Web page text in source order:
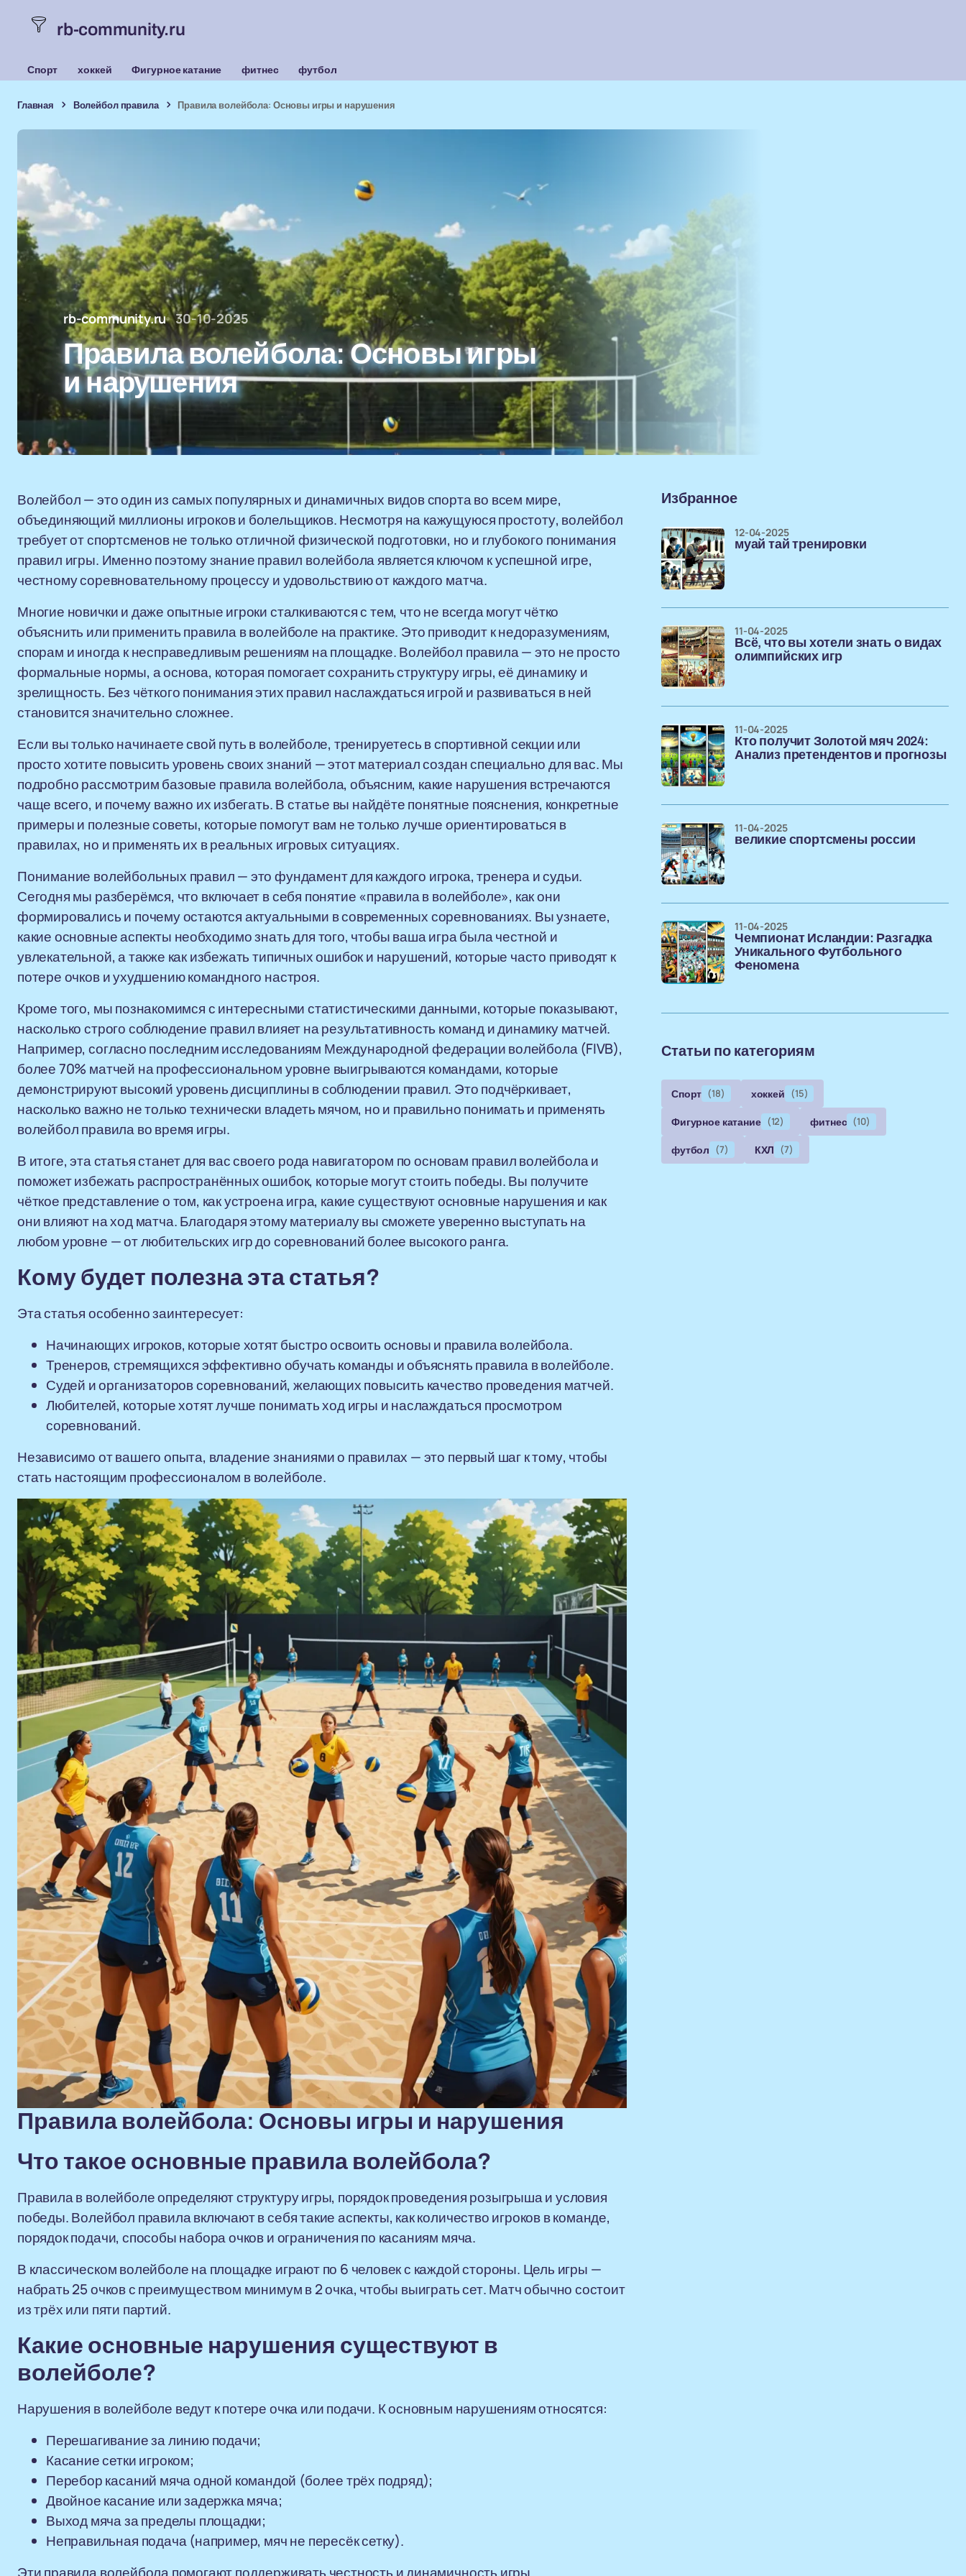
rb-community.ru
Спорт хоккей Фигурное катание фитнес футбол
Главная Волейбол правила Правила волейбола: Основы игры и нарушения
rb-community.ru 30-10-2025
Правила волейбола: Основы игры
и нарушения
Волейбол — это один из самых популярных и динамичных видов спорта во всем мире,
объединяющий миллионы игроков и болельщиков. Несмотря на кажущуюся простоту, волейбол
требует от спортсменов не только отличной физической подготовки, но и глубокого понимания
правил игры. Именно поэтому знание правил волейбола является ключом к успешной игре,
честному соревновательному процессу и удовольствию от каждого матча.
Многие новички и даже опытные игроки сталкиваются с тем, что не всегда могут чётко
объяснить или применить правила в волейболе на практике. Это приводит к недоразумениям,
спорам и иногда к несправедливым решениям на площадке. Волейбол правила — это не просто
формальные нормы, а основа, которая помогает сохранить структуру игры, её динамику и
зрелищность. Без чёткого понимания этих правил наслаждаться игрой и развиваться в ней
становится значительно сложнее.
Если вы только начинаете свой путь в волейболе, тренируетесь в спортивной секции или
просто хотите повысить уровень своих знаний — этот материал создан специально для вас. Мы
подробно рассмотрим базовые правила волейбола, объясним, какие нарушения встречаются
чаще всего, и почему важно их избегать. В статье вы найдёте понятные пояснения, конкретные
примеры и полезные советы, которые помогут вам не только лучше ориентироваться в
правилах, но и применять их в реальных игровых ситуациях.
Понимание волейбольных правил — это фундамент для каждого игрока, тренера и судьи.
Сегодня мы разберёмся, что включает в себя понятие «правила в волейболе», как они
формировались и почему остаются актуальными в современных соревнованиях. Вы узнаете,
какие основные аспекты необходимо знать для того, чтобы ваша игра была честной и
увлекательной, а также как избежать типичных ошибок и нарушений, которые часто приводят к
потере очков и ухудшению командного настроя.
Кроме того, мы познакомимся с интересными статистическими данными, которые показывают,
насколько строго соблюдение правил влияет на результативность команд и динамику матчей.
Например, согласно последним исследованиям Международной федерации волейбола (FIVB),
более 70% матчей на профессиональном уровне выигрываются командами, которые
демонстрируют высокий уровень дисциплины в соблюдении правил. Это подчёркивает,
насколько важно не только технически владеть мячом, но и правильно понимать и применять
волейбол правила во время игры.
В итоге, эта статья станет для вас своего рода навигатором по основам правил волейбола и
поможет избежать распространённых ошибок, которые могут стоить победы. Вы получите
чёткое представление о том, как устроена игра, какие существуют основные нарушения и как
они влияют на ход матча. Благодаря этому материалу вы сможете уверенно выступать на
любом уровне — от любительских игр до соревнований более высокого ранга.
Кому будет полезна эта статья?
Эта статья особенно заинтересует:
Начинающих игроков, которые хотят быстро освоить основы и правила волейбола.
Тренеров, стремящихся эффективно обучать команды и объяснять правила в волейболе.
Судей и организаторов соревнований, желающих повысить качество проведения матчей.
Любителей, которые хотят лучше понимать ход игры и наслаждаться просмотром
соревнований.
Независимо от вашего опыта, владение знаниями о правилах — это первый шаг к тому, чтобы
стать настоящим профессионалом в волейболе.
Правила волейбола: Основы игры и нарушения
Что такое основные правила волейбола?
Правила в волейболе определяют структуру игры, порядок проведения розыгрыша и условия
победы. Волейбол правила включают в себя такие аспекты, как количество игроков в команде,
порядок подачи, способы набора очков и ограничения по касаниям мяча.
В классическом волейболе на площадке играют по 6 человек с каждой стороны. Цель игры —
набрать 25 очков с преимуществом минимум в 2 очка, чтобы выиграть сет. Матч обычно состоит
из трёх или пяти партий.
Какие основные нарушения существуют в
волейболе?
Нарушения в волейболе ведут к потере очка или подачи. К основным нарушениям относятся:
Перешагивание за линию подачи;
Касание сетки игроком;
Перебор касаний мяча одной командой (более трёх подряд);
Двойное касание или задержка мяча;
Выход мяча за пределы площадки;
Неправильная подача (например, мяч не пересёк сетку).
Избранное
муай тай тренировки
12-04-2025
Всё, что вы хотели знать о видах
олимпийских игр
11-04-2025
Кто получит Золотой мяч 2024:
Анализ претендентов и прогнозы
11-04-2025
великие спортсмены россии
11-04-2025
Чемпионат Исландии: Разгадка
Уникального Футбольного
Феномена
11-04-2025
Статьи по категориям
Спорт (18) хоккей (15)
Фигурное катание (12) фитнес (10)
футбол (7) КХЛ (7)